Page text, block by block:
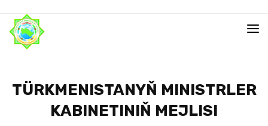
TÜRKMENISTANYŇ MINISTRLER
KABINETINIŇ MEJLISI